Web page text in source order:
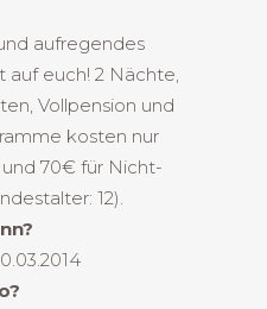
aufregendes
euch! 2 Nächte,
Vollpension und
kosten nur
70€ für Nicht-
12).